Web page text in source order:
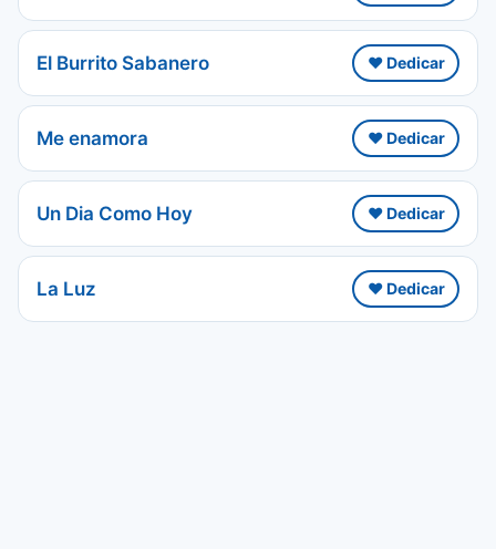
El Burrito Sabanero ❤️ Dedicar
Me enamora ❤️ Dedicar
Un Dia Como Hoy ❤️ Dedicar
La Luz ❤️ Dedicar